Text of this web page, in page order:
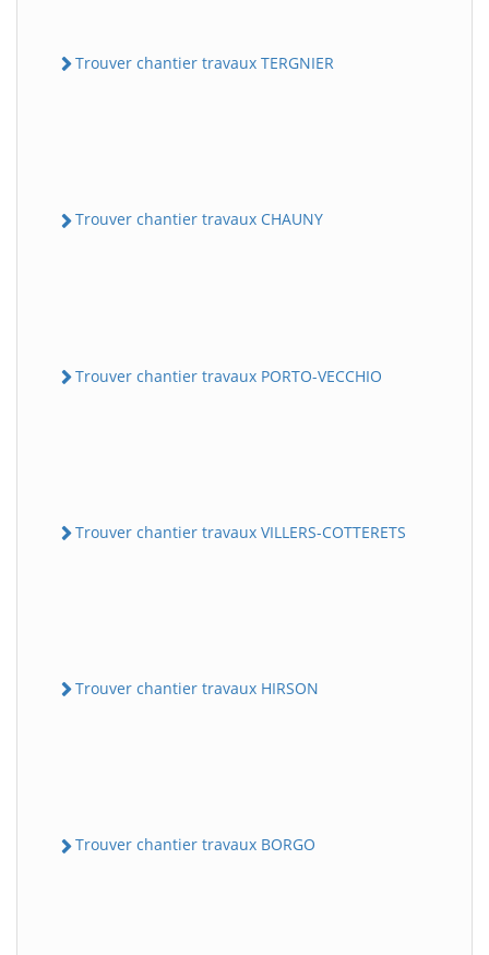
Trouver chantier travaux TERGNIER
Trouver chantier travaux CHAUNY
Trouver chantier travaux PORTO-VECCHIO
Trouver chantier travaux VILLERS-COTTERETS
Trouver chantier travaux HIRSON
Trouver chantier travaux BORGO